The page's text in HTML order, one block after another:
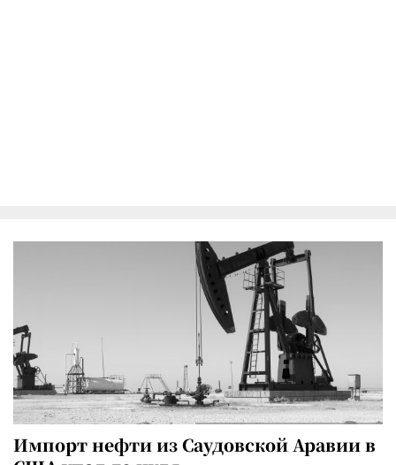
Импорт нефти из Саудовской Аравии в